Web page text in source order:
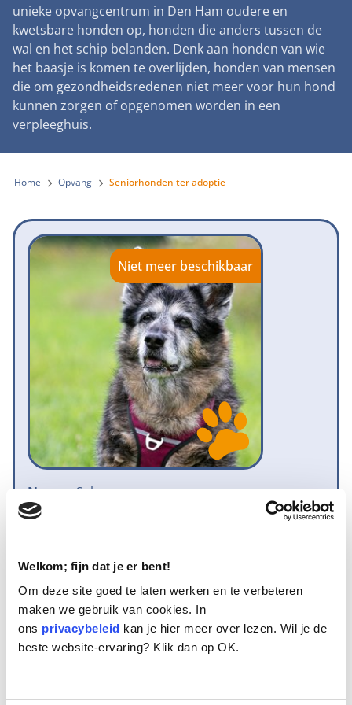
Welkom; fijn dat je er bent!
Om deze site goed te laten werken en te verbeteren
maken we gebruik van cookies. In
ons privacybeleid kan je hier meer over lezen. Wil je de
beste website-ervaring? Klik dan op OK.
Landelijke registratie bijtincidenten
Verantwoord fokbeleid
Landelijk vuurwerkverbod
Verplichte pre-aanschaf cursus
Gemeentelijk meldpunt bijtincidenten
Bescherming tegen grasaren
Lezingen
Symposium Gemeentelijk Dierenbeleid
Teken onze petitie
Steun als bedrijf
Adopteer een seniorhond
Sponsor een seniorhond
Steun als vrijwilliger
Honden voor Honden Loop
Vraag een donatiebox aan
Wat wij doen
Onze organisatie
Samenwerking
Jaarverslag
Vacatures
Donateursmagazine Hond
Onze successen voor honden
Contactgegevens
Pers
Nieuws
Nieuwsbrief
Incassodata
Zoeken
unieke opvangcentrum in Den Ham oudere en
kwetsbare honden op, honden die anders tussen de
wal en het schip belanden. Denk aan honden van wie
het baasje is komen te overlijden, honden van mensen
die om gezondheidsredenen niet meer voor hun hond
kunnen zorgen of opgenomen worden in een
verpleeghuis.
Home Opvang Seniorhonden ter adoptie
Niet meer beschikbaar
Naam: Salma
Leeftijd:
Ras/type: Kruising
Reden opvang: Past niet meer in gezin
Hoeveel dagen te gast geweest: 34 dagen
Geplaatst